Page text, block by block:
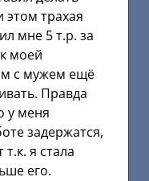
этом трахая
мне 5 т.р. за
моей
с мужем ещё
Правда
у меня
задержатся,
я стала
его.